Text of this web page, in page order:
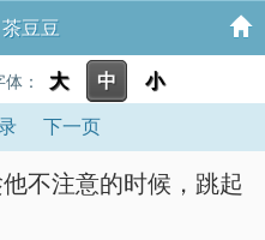
豆豆
： 大 中 小
下一页
不注意的时候，跳起